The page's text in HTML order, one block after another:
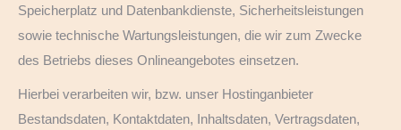
Speicherplatz und Datenbankdienste, Sicherheitsleistungen
sowie technische Wartungsleistungen, die wir zum Zwecke
des Betriebs dieses Onlineangebotes einsetzen.
Hierbei verarbeiten wir, bzw. unser Hostinganbieter
Bestandsdaten, Kontaktdaten, Inhaltsdaten, Vertragsdaten,